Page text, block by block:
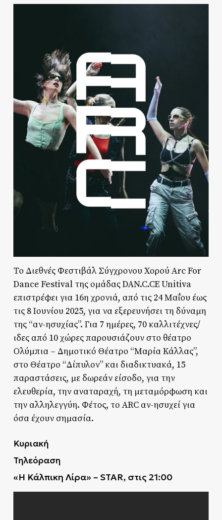
Το Διεθνές Φεστιβάλ Σύγχρονου Χορού Arc For
Dance Festival της ομάδας DAN.C.CE Unitiva
επιστρέφει για 16η χρονιά, από τις 24 Μαΐου έως
τις 8 Ιουνίου 2025, για να εξερευνήσει τη δύναμη
της “αν-ησυχίας”. Για 7 ημέρες, 70 καλλιτέχνες/
ιδες από 10 χώρες παρουσιάζουν στο θέατρο
Ολύμπια – Δημοτικό Θέατρο “Μαρία Κάλλας”,
στο Θέατρο “Δίπυλον” και διαδικτυακά, 15
παραστάσεις, με δωρεάν είσοδο, για την
ελευθερία, την αναταραχή, τη μεταμόρφωση και
την αλληλεγγύη. Φέτος, το ARC αν-ησυχεί για
όσα έχουν σημασία.
Κυριακή
Τηλεόραση
«Η Κάλπικη Λίρα» – STAR, στις 21:00